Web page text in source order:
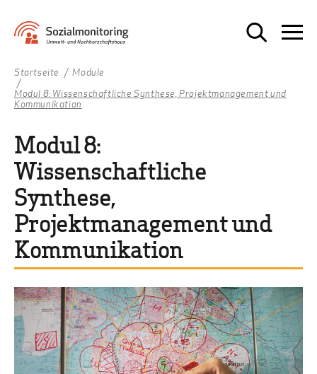
Startseite
Module
Modul 8: Wissenschaftliche Synthese, Projektmanagement und
Kommunikation
Modul 8:
Wissenschaftliche
Synthese,
Projektmanagement und
Kommunikation